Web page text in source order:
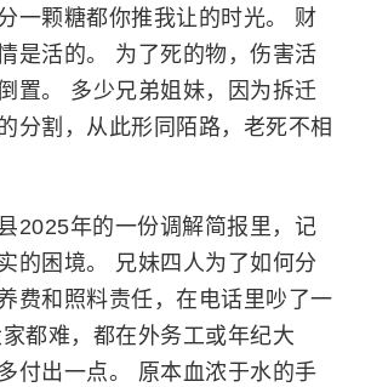
一颗糖都你推我让的时光。 财
是活的。 为了死的物，伤害活
置。 多少兄弟姐妹，因为拆迁
分割，从此形同陌路，老死不相
2025年的一份调解简报里，记
的困境。 兄妹四人为了如何分
费和照料责任，在电话里吵了一
都难，都在外务工或年纪大
付出一点。 原本血浓于水的手